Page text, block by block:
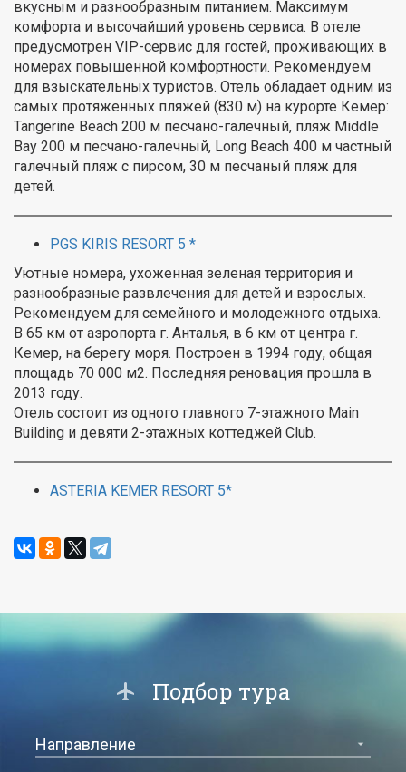
вкусным и разнообразным питанием. Максимум
комфорта и высочайший уровень сервиса. В отеле
предусмотрен VIP-сервис для гостей, проживающих в
номерах повышенной комфортности. Рекомендуем
для взыскательных туристов. Отель обладает одним из
самых протяженных пляжей (830 м) на курорте Кемер:
Tangerine Beach 200 м песчано-галечный, пляж Middle
Bay 200 м песчано-галечный, Long Beach 400 м частный
галечный пляж с пирсом, 30 м песчаный пляж для
детей.
PGS KIRIS RESORT 5 *
Уютные номера, ухоженная зеленая территория и
разнообразные развлечения для детей и взрослых.
Рекомендуем для семейного и молодежного отдыха.
В 65 км от аэропорта г. Анталья, в 6 км от центра г.
Кемер, на берегу моря. Построен в 1994 году, общая
площадь 70 000 м2. Последняя реновация прошла в
2013 году.
Отель состоит из одного главного 7-этажного Main
Building и девяти 2-этажных коттеджей Сlub.
ASTERIA KEMER RESORT 5*
Подбор тура